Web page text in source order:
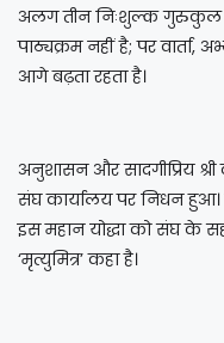
अलग तीन निःशुल्क गुरुकुल
पाठ्यक्रम नहीं है; पर
आगे बढ़ता रहता है।
अनुशासन और सादगीप्रिय
संघ कार्यालय पर निधन
इस महान योद्धा को संघ के सह
‘मृत्युमित्र’ कहा है।